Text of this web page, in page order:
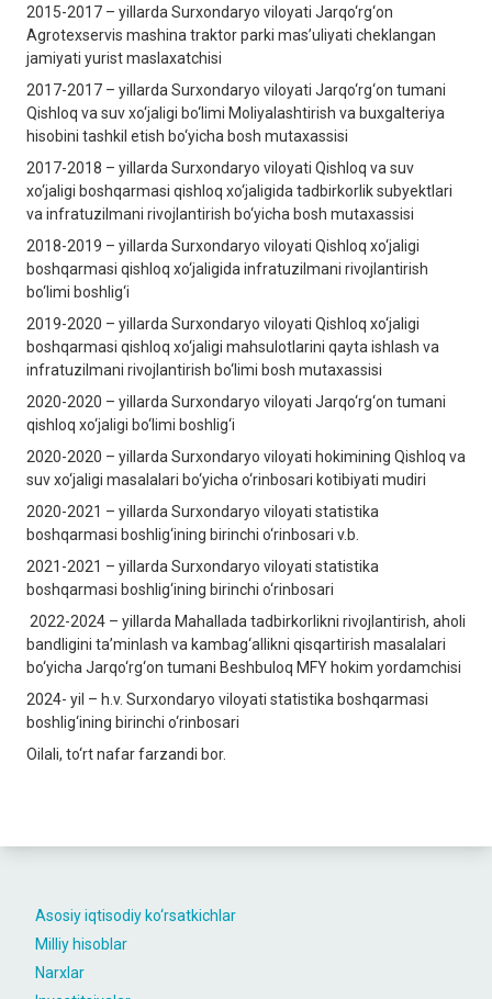
Asosiy iqtisodiy ko‘rsatkichlar
Milliy hisoblar
Narxlar
2015-2017 – yillarda Surxondaryo viloyati Jarqo‘rg‘on
Agrotеxsеrvis mashina traktor parki mas’uliyati chеklangan
jamiyati yurist maslaxatchisi
2017-2017 – yillarda Surxondaryo viloyati Jarqo‘rg‘on tumani
Qishloq va suv xo‘jaligi bo‘limi Moliyalashtirish va buxgaltеriya
hisobini tashkil etish bo‘yicha bosh mutaxassisi
2017-2018 – yillarda Surxondaryo viloyati Qishloq va suv
xo‘jaligi boshqarmasi qishloq xo‘jaligida tadbirkorlik subyеktlari
va infratuzilmani rivojlantirish bo‘yicha bosh mutaxassisi
2018-2019 – yillarda Surxondaryo viloyati Qishloq xo‘jaligi
boshqarmasi qishloq xo‘jaligida infratuzilmani rivojlantirish
bo‘limi boshlig‘i
2019-2020 – yillarda Surxondaryo viloyati Qishloq xo‘jaligi
boshqarmasi qishloq xo‘jaligi mahsulotlarini qayta ishlash va
infratuzilmani rivojlantirish bo‘limi bosh mutaxassisi
2020-2020 – yillarda Surxondaryo viloyati Jarqo‘rg‘on tumani
qishloq xo‘jaligi bo‘limi boshlig‘i
2020-2020 – yillarda Surxondaryo viloyati hokimining Qishloq va
suv xo‘jaligi masalalari bo‘yicha o‘rinbosari kotibiyati mudiri
2020-2021 – yillarda Surxondaryo viloyati statistika
boshqarmasi boshlig‘ining birinchi o‘rinbosari v.b.
2021-2021 – yillarda Surxondaryo viloyati statistika
boshqarmasi boshlig‘ining birinchi o‘rinbosari
2022-2024 – yillarda Mahallada tadbirkorlikni rivojlantirish, aholi
bandligini ta’minlash va kambag‘allikni qisqartirish masalalari
bo‘yicha Jarqo‘rg‘on tumani Beshbuloq MFY hokim yordamchisi
2024- yil – h.v. Surxondaryo viloyati statistika boshqarmasi
boshlig‘ining birinchi o‘rinbosari
Oilali, to‘rt nafar farzandi bor.